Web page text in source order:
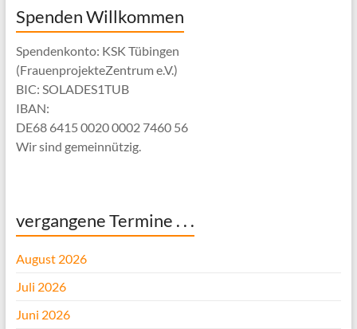
Spenden Willkommen
Spendenkonto: KSK Tübingen
(FrauenprojekteZentrum e.V.)
BIC: SOLADES1TUB
IBAN:
DE68 6415 0020 0002 7460 56
Wir sind gemeinnützig.
vergangene Termine . . .
August 2026
Juli 2026
Juni 2026